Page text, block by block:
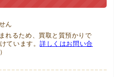
ん
れるため、買取と質預かりで
ています。詳しくはお問い合